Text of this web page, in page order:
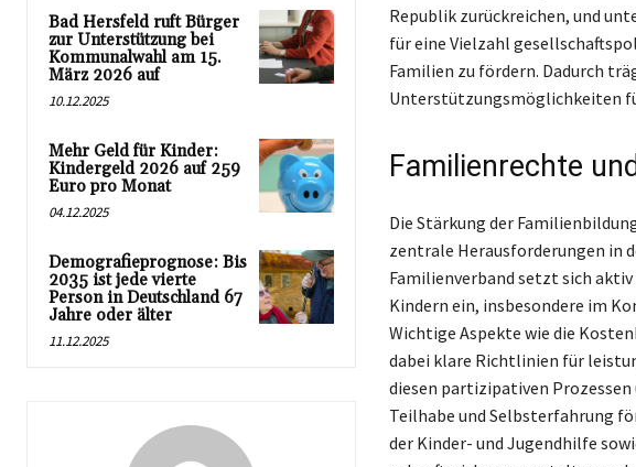
Bad Hersfeld ruft Bürger
zur Unterstützung bei
Kommunalwahl am 15.
März 2026 auf
10.12.2025
Mehr Geld für Kinder:
Kindergeld 2026 auf 259
Euro pro Monat
04.12.2025
Demografieprognose: Bis
2035 ist jede vierte
Person in Deutschland 67
Jahre oder älter
11.12.2025
Republik zurückreichen, und
für eine Vielzahl
Familien zu fördern. Dadurch
Unterstützungsmöglichkeiten
Familienrechte
Die Stärkung der
zentrale Herausforderungen in
Familienverband setzt sich
Kindern ein, insbesondere im
Wichtige Aspekte wie die
dabei klare Richtlinien für
diesen partizipativen
Teilhabe und Selbsterfahrung
der Kinder- und Jugendhilfe